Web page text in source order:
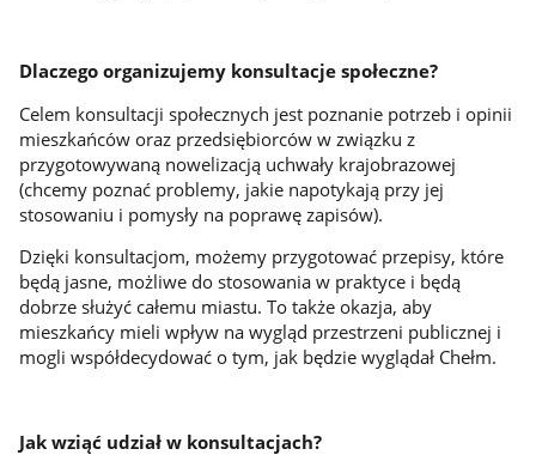
Dlaczego organizujemy konsultacje społeczne?
Celem konsultacji społecznych jest poznanie potrzeb i opinii
mieszkańców oraz przedsiębiorców w związku z
przygotowywaną nowelizacją uchwały krajobrazowej
(chcemy poznać problemy, jakie napotykają przy jej
stosowaniu i pomysły na poprawę zapisów).
Dzięki konsultacjom, możemy przygotować przepisy, które
będą jasne, możliwe do stosowania w praktyce i będą
dobrze służyć całemu miastu. To także okazja, aby
mieszkańcy mieli wpływ na wygląd przestrzeni publicznej i
mogli współdecydować o tym, jak będzie wyglądał Chełm.
Jak wziąć udział w konsultacjach?